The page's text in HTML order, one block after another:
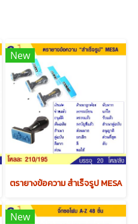
New
ตรายางข้อความ สำเร็จรูป MESA
New